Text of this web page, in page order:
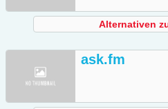
Alternativen
ask.fm